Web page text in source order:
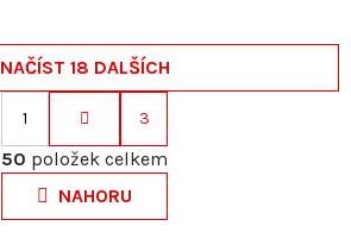
O
v
l
á
NAČÍST 18 DALŠÍCH
S
t
r
á
1 3
50 položek celkem
NAHORU